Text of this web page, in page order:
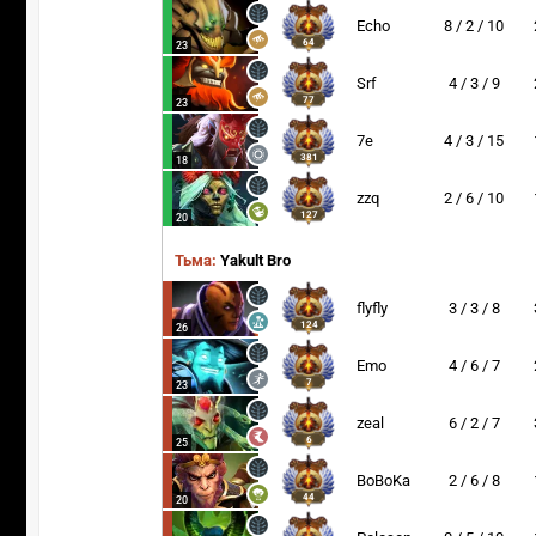
23 64
Echo 8 / 2 / 10
23 77
Srf 4 / 3 / 9
18 381
7e 4 / 3 / 15
20 127
zzq 2 / 6 / 10
Тьма: Yakult Bro
26 124
flyfly 3 / 3 / 8
23 7
Emo 4 / 6 / 7
25 6
zeal 6 / 2 / 7
20 44
BoBoKa 2 / 6 / 8